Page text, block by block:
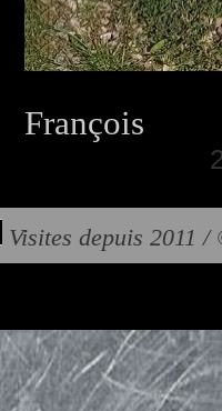
François
Visites depuis 2011